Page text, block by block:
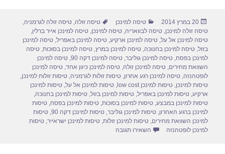
e
b
o
o
k
o
d
o
n
e
פורסם
בתאריך
20 במרץ 2014 קטגוריות
טיסה למינכן תגיות
טיסה זולה,טיסה זולה לגרמניה,
טיסה זולה למינכן,טיסה לבוואריה,טיסה למינכן,טיסה למינכן אייר ברלין,
טיסה למינכן אל על,טיסה למינכן ארקיע,טיסה למינכן באפריל,טיסה למינכן
בזול,טיסה למינכן בחנוכה,טיסה למינכן במרץ,טיסה למינכן בסוכות,טיסה
למינכן בפסח,טיסה למינכן גוליבר,טיסה למינכן דקה 90 ,טיסה למינכן
השוואת מחירים,טיסה למינכן זולה,טיסה למינכן כיוון אחד,טיסה למינכן
לופטהנזה,טיסה למינכן רגע אחרון,טיסות זולות לגרמניה,טיסות זולות למינכן,
טיסות למינכן,טיסות למינכן low cost ,טיסות למינכן אל על,טיסות למינכן
ארקיע,טיסות למינכן באפריל,טיסות למינכן בזול,טיסות למינכן בחנוכה,
טיסות למינכן במבצע,טיסות למינכן בסוכות,טיסות למינכן בפסח,טיסות
למינכן ברגע האחרון,טיסות למינכן גוליבר,טיסות למינכן דקה 90 ,טיסות
למינכן השוואת מחירים,טיסות למינכן זולות,טיסות למינכן ישראייר,טיסות
למינכן לופטהנזה
השאירו תגובה